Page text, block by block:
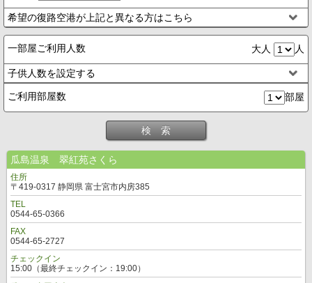
希望の復路空港が上記と異なる方はこちら
一部屋ご利用人数 大人 人
子供人数を設定する
ご利用部屋数 部屋
検 索
瓜島温泉 翠紅苑さくら
住所
〒419-0317 静岡県 富士宮市内房385
TEL
0544-65-0366
FAX
0544-65-2727
チェックイン
15:00（最終チェックイン：19:00）